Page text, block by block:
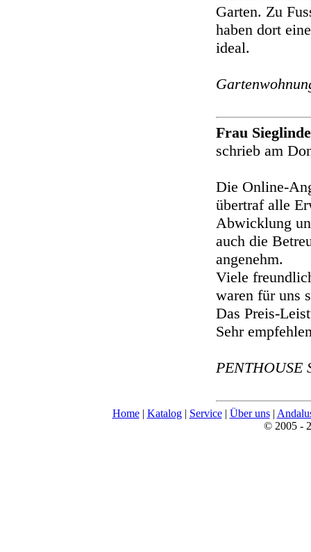
Garten. Zu
haben dort
ideal.
Frau
schrieb am
Die Online-
übertraf alle
Abwicklung
auch die
angenehm.
Viele
waren für uns
Das Preis-
Sehr
PENTHOUSE
Home| Katalog| Service| Über uns|
© 2005 -